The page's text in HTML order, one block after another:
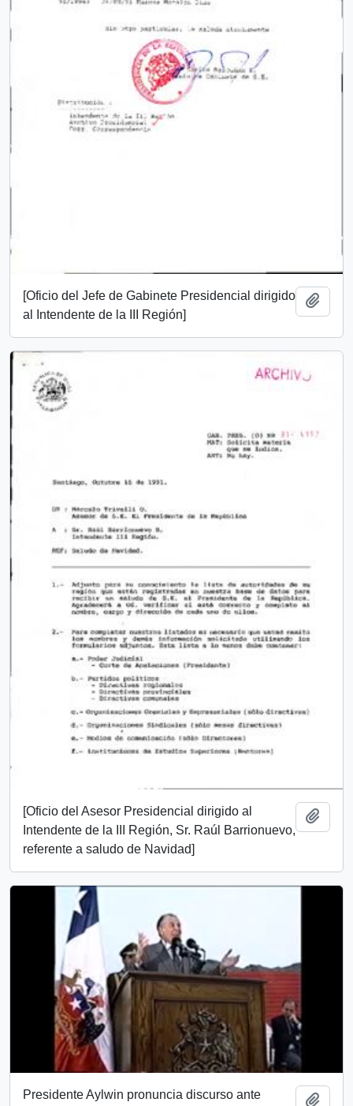
[Oficio del Jefe de Gabinete Presidencial dirigido
al Intendente de la III Región]
[Oficio del Asesor Presidencial dirigido al
Intendente de la III Región, Sr. Raúl Barrionuevo,
referente a saludo de Navidad]
Presidente Aylwin pronuncia discurso ante